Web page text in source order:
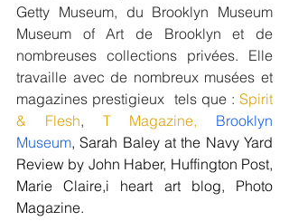
Getty Museum, du Brooklyn Museum
Museum of Art de Brooklyn et de
nombreuses collections privées. Elle
travaille avec de nombreux musées et
magazines prestigieux  tels que : Spirit
& Flesh, T Magazine, Brooklyn
Museum, Sarah Baley at the Navy Yard
Review by John Haber, Huffington Post
Marie Claire,i heart art blog, Photo
Magazine.